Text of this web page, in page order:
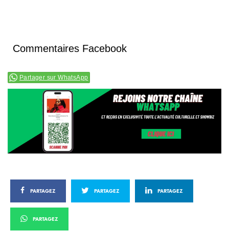
Commentaires Facebook
Partager sur WhatsApp
PARTAGEZ PARTAGEZ PARTAGEZ
PARTAGEZ